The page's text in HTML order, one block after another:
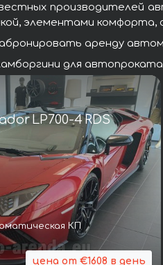
производителей
элементами
аренду
для
LP700-4 RDS
КП
цена от €1608 в день